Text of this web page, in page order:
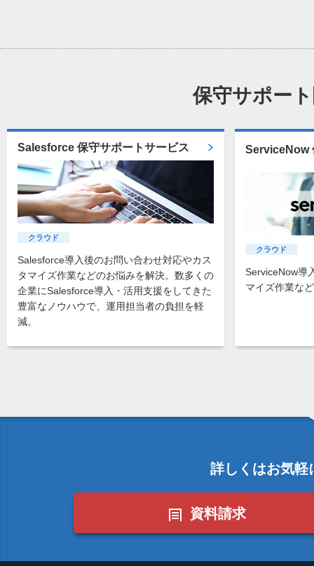
保守サポー
Salesforce 保守サポートサービス
クラウド
Salesforce導入後のお問い合わせ対応やカス
タマイズ作業などのお悩みを解決。数多くの
企業にSalesforce導入・活用支援をしてきた
豊富なノウハウで、運用担当者の負担を軽
減。
ServiceNow
クラウド
ServiceNow導
マイズ作業な
詳しくはお気軽
資料請求